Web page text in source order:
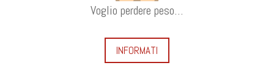
Voglio perdere peso…
INFORMATI